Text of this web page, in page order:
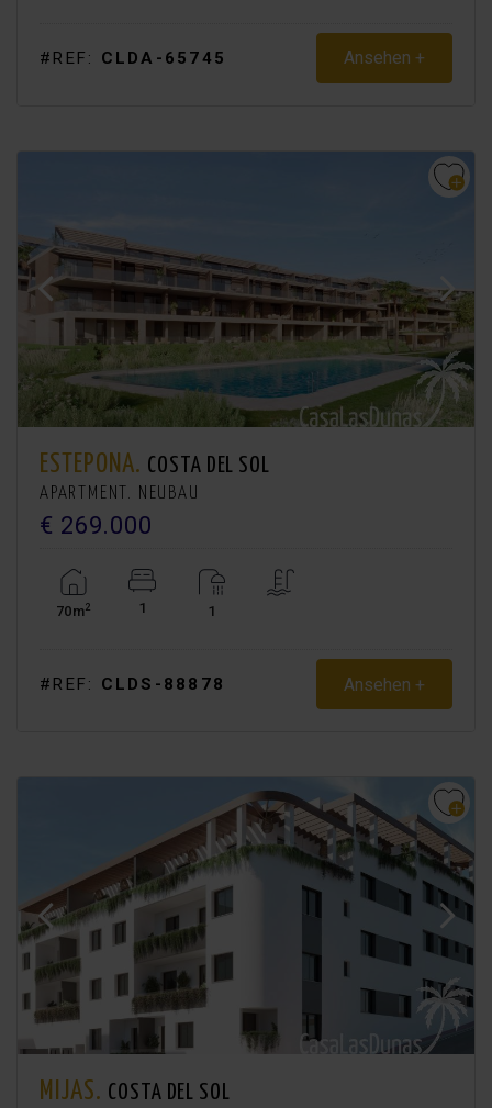
#REF: CLDA-65745 Ansehen +
ESTEPONA. COSTA DEL SOL
APARTMENT. NEUBAU
€ 269.000
70m2 1 1
#REF: CLDS-88878 Ansehen +
MIJAS. COSTA DEL SOL